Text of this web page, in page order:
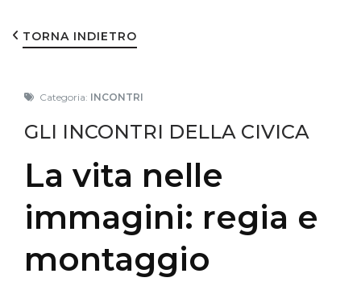
TORNA INDIETRO
Categoria: INCONTRI
GLI INCONTRI DELLA CIVICA
La vita nelle
immagini: regia e
montaggio